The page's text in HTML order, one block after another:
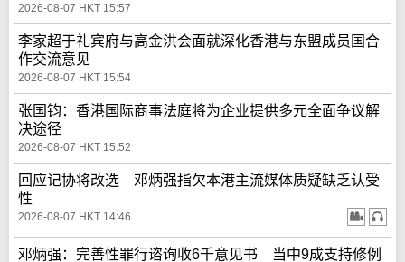
2026-08-07 HKT 15:57
李家超于礼宾府与高金洪会面就深化香港与东盟成员国合
作交流意见
2026-08-07 HKT 15:54
张国钧：香港国际商事法庭将为企业提供多元全面争议解
决途径
2026-08-07 HKT 15:52
回应记协将改选 邓炳强指欠本港主流媒体质疑缺乏认受
性
2026-08-07 HKT 14:46
邓炳强：完善性罪行谘询收6千意见书 当中9成支持修例